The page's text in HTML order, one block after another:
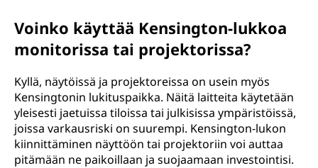
Voinko käyttää Kensington-lukkoa
monitorissa tai projektorissa?
Kyllä, näytöissä ja projektoreissa on usein myös
Kensingtonin lukituspaikka. Näitä laitteita käytetään
yleisesti jaetuissa tiloissa tai julkisissa ympäristöissä,
joissa varkausriski on suurempi. Kensington-lukon
kiinnittäminen näyttöön tai projektoriin voi auttaa
pitämään ne paikoillaan ja suojaamaan investointisi.